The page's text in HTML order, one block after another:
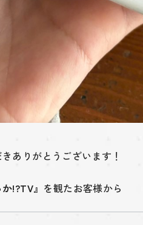
ありがとうございます！
!?TV』 を観たお客様から